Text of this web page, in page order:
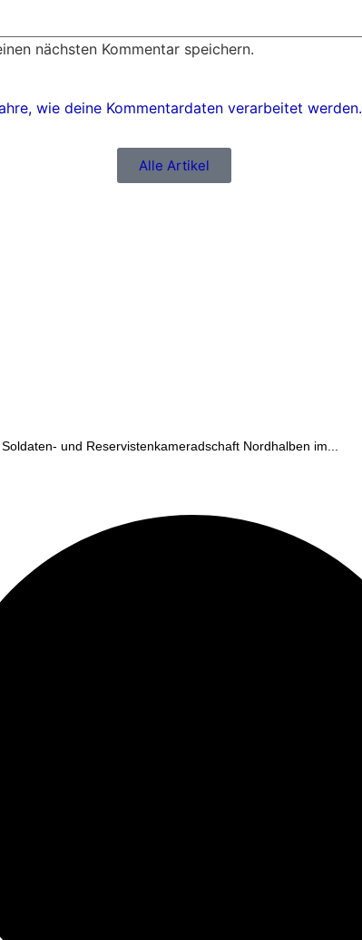
nächsten Kommentar speichern.
wie deine Kommentardaten verarbeitet werden.
Alle Artikel
und Reservistenkameradschaft Nordhalben im...